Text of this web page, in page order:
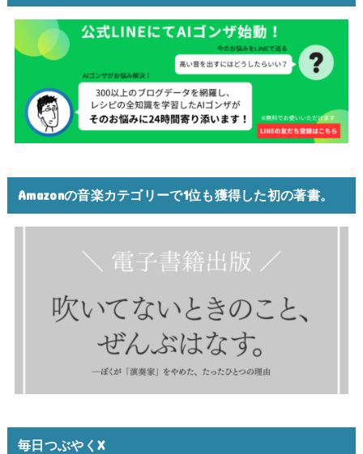
Amazonの音楽カテゴリーで1位も獲得した初の著書。
毎日つぶやくX